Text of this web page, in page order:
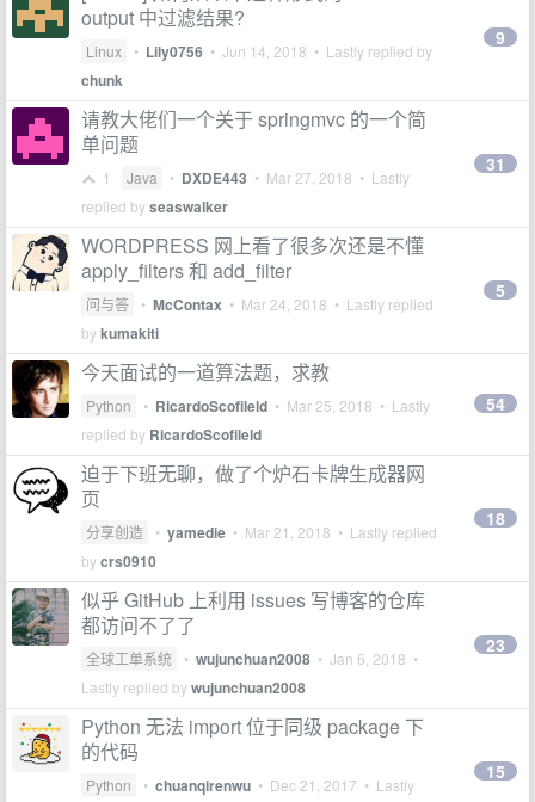
output 中过滤结果?
Linux • Lily0756 • Jun 14, 2018 • Lastly replied by
chunk
9
请教大佬们一个关于 springmvc 的一个简
单问题
1 Java • DXDE443 • Mar 27, 2018 • Lastly
replied byseaswalker
31
WORDPRESS 网上看了很多次还是不懂
apply_filters 和 add_filter
问与答 • McContax • Mar 24, 2018 • Lastly replied
bykumakiti
5
今天面试的一道算法题，求教
Python • RicardoScofileld • Mar 25, 2018 • Lastly
replied by RicardoScofileld
54
迫于下班无聊，做了个炉石卡牌生成器网
页
分享创造 • yamedie • Mar 21, 2018 • Lastly replied
bycrs0910
18
似乎 GitHub 上利用 issues 写博客的仓库
都访问不了了
全球工单系统 • wujunchuan2008 • Jan 6, 2018 •
Lastly replied bywujunchuan2008
23
Python 无法 import 位于同级 package 下
的代码
Python • chuanqirenwu • Dec 21, 2017 • Lastly
15